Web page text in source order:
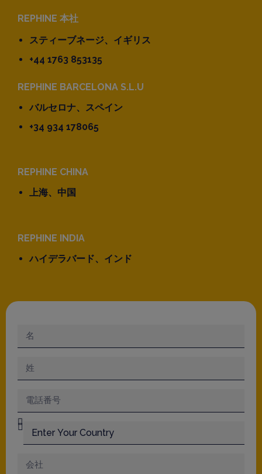
REPHINE 本社
スティーブネージ、イギリス
+44 1763 853135
REPHINE BARCELONA S.L.U
バルセロナ、スペイン
+34 934 178065
REPHINE CHINA
上海、中国
REPHINE INDIA
ハイデラバード、インド